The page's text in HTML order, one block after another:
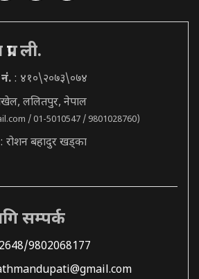
ली.
नं. : ४१०\२०७३\०७४
ललितपुर, नेपाल
/ 01-5010547 / 9801028760)
: रोशन बहादुर खड्का
सम्पर्क
9802068177